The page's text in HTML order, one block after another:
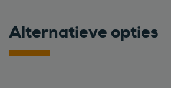
Alternatieve opties